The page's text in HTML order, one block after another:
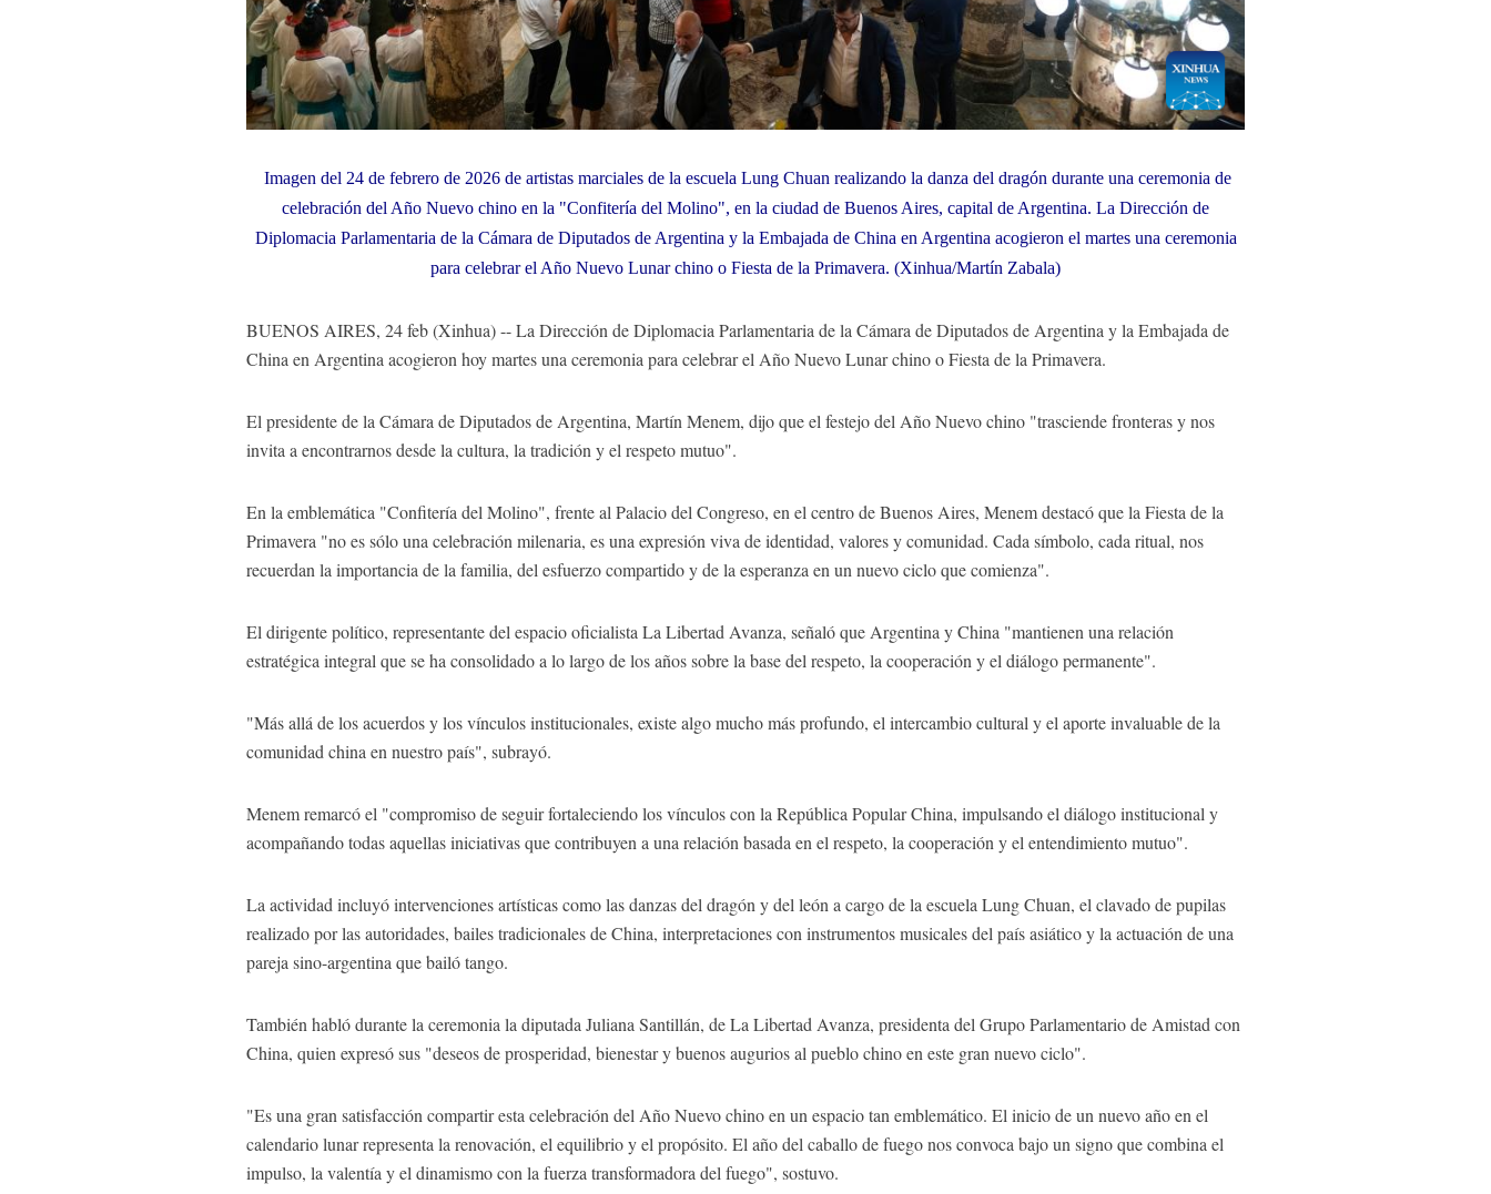
Imagen del 24 de febrero de 2026 de artistas marciales de la escuela Lung Chuan realizando la danza del dragón durante una ceremonia de
celebración del Año Nuevo chino en la "Confitería del Molino", en la ciudad de Buenos Aires, capital de Argentina. La Dirección de
Diplomacia Parlamentaria de la Cámara de Diputados de Argentina y la Embajada de China en Argentina acogieron el martes una ceremonia
para celebrar el Año Nuevo Lunar chino o Fiesta de la Primavera. (Xinhua/Martín Zabala)
BUENOS AIRES, 24 feb (Xinhua) -- La Dirección de Diplomacia Parlamentaria de la Cámara de Diputados de Argentina y la Embajada de
China en Argentina acogieron hoy martes una ceremonia para celebrar el Año Nuevo Lunar chino o Fiesta de la Primavera.
El presidente de la Cámara de Diputados de Argentina, Martín Menem, dijo que el festejo del Año Nuevo chino "trasciende fronteras y nos
invita a encontrarnos desde la cultura, la tradición y el respeto mutuo".
En la emblemática "Confitería del Molino", frente al Palacio del Congreso, en el centro de Buenos Aires, Menem destacó que la Fiesta de la
Primavera "no es sólo una celebración milenaria, es una expresión viva de identidad, valores y comunidad. Cada símbolo, cada ritual, nos
recuerdan la importancia de la familia, del esfuerzo compartido y de la esperanza en un nuevo ciclo que comienza".
El dirigente político, representante del espacio oficialista La Libertad Avanza, señaló que Argentina y China "mantienen una relación
estratégica integral que se ha consolidado a lo largo de los años sobre la base del respeto, la cooperación y el diálogo permanente".
"Más allá de los acuerdos y los vínculos institucionales, existe algo mucho más profundo, el intercambio cultural y el aporte invaluable de la
comunidad china en nuestro país", subrayó.
Menem remarcó el "compromiso de seguir fortaleciendo los vínculos con la República Popular China, impulsando el diálogo institucional y
acompañando todas aquellas iniciativas que contribuyen a una relación basada en el respeto, la cooperación y el entendimiento mutuo".
La actividad incluyó intervenciones artísticas como las danzas del dragón y del león a cargo de la escuela Lung Chuan, el clavado de pupilas
realizado por las autoridades, bailes tradicionales de China, interpretaciones con instrumentos musicales del país asiático y la actuación de una
pareja sino-argentina que bailó tango.
También habló durante la ceremonia la diputada Juliana Santillán, de La Libertad Avanza, presidenta del Grupo Parlamentario de Amistad con
China, quien expresó sus "deseos de prosperidad, bienestar y buenos augurios al pueblo chino en este gran nuevo ciclo".
"Es una gran satisfacción compartir esta celebración del Año Nuevo chino en un espacio tan emblemático. El inicio de un nuevo año en el
calendario lunar representa la renovación, el equilibrio y el propósito. El año del caballo de fuego nos convoca bajo un signo que combina el
impulso, la valentía y el dinamismo con la fuerza transformadora del fuego", sostuvo.